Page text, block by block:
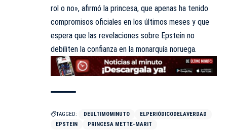
rol o no», afirmó la princesa, que apenas ha tenido
compromisos oficiales en los últimos meses y que
espera que las revelaciones sobre Epstein no
debiliten la confianza en la monarquía noruega.
TAGGED: DEULTIMOMINUTO
ELPERIÓDICODELAVERDAD
EPSTEIN
PRINCESA METTE-MARIT